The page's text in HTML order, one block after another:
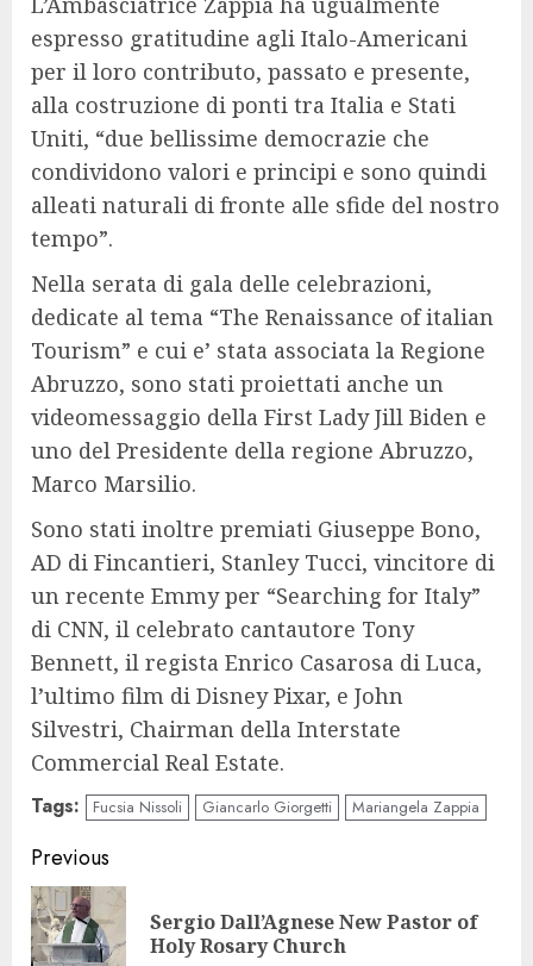
espresso gratitudine agli Italo-Americani
per il loro contributo, passato e presente,
alla costruzione di ponti tra Italia e Stati
Uniti, “due bellissime democrazie che
condividono valori e principi e sono quindi
alleati naturali di fronte alle sfide del nostro
tempo”.
Nella serata di gala delle celebrazioni,
dedicate al tema “The Renaissance of italian
Tourism” e cui e’ stata associata la Regione
Abruzzo, sono stati proiettati anche un
videomessaggio della First Lady Jill Biden e
uno del Presidente della regione Abruzzo,
Marco Marsilio.
Sono stati inoltre premiati Giuseppe Bono,
AD di Fincantieri, Stanley Tucci, vincitore di
un recente Emmy per “Searching for Italy”
di CNN, il celebrato cantautore Tony
Bennett, il regista Enrico Casarosa di Luca,
l’ultimo film di Disney Pixar, e John
Silvestri, Chairman della Interstate
Commercial Real Estate.
Tags: Fucsia Nissoli Giancarlo Giorgetti Mariangela Zappia
Continue
Reading
Previous
Sergio Dall’Agnese New Pastor of
Holy Rosary Church